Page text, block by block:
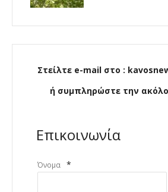
Στείλτε e-mail στο :
ή συμπληρώστε την
Επικοινωνία
Όνομα *